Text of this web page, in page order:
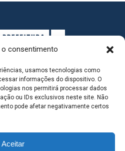
o consentimento
usamos tecnologias como
informações do dispositivo. O
nos permitirá processar dados
ou IDs exclusivos neste site. Não
pode afetar negativamente certos
Aceitar